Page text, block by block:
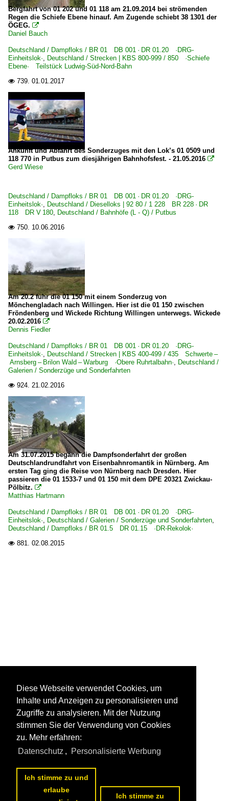
Bergfahrt von 01 202 und 01 118 am 21.09.2014 bei strömenden
Regen die Schiefe Ebene hinauf. Am Zugende schiebt 38 1301 der
ÖGEG. 
Daniel Bauch
Deutschland / Dampfloks / BR 01 DB 001 · DR 01.20 ·DRG-
Einheitslok·, Deutschland / Strecken | KBS 800-999 / 850 ·Schiefe
Ebene· Teilstück Ludwig-Süd-Nord-Bahn
 739. 01.01.2017
Ankunft und Abfahrt des Sonderzuges mit den Lok’s 01 0509 und
118 770 in Putbus zum diesjährigen Bahnhofsfest. - 21.05.2016 
Gerd Wiese
Deutschland / Dampfloks / BR 01 DB 001 · DR 01.20 ·DRG-
Einheitslok·, Deutschland / Dieselloks | 92 80 / 1 228 BR 228 · DR
118 DR V 180, Deutschland / Bahnhöfe (L - Q) / Putbus
 750. 10.06.2016
Am 20.2 fuhr die 01 150 mit einem Sonderzug von
Mönchengladach nach Willingen. Hier ist die 01 150 zwischen
Fröndenberg und Wickede Richtung Willingen unterwegs. Wickede
20.02.2016 
Dennis Fiedler
Deutschland / Dampfloks / BR 01 DB 001 · DR 01.20 ·DRG-
Einheitslok·, Deutschland / Strecken | KBS 400-499 / 435 Schwerte –
Arnsberg – Brilon Wald – Warburg ·Obere Ruhrtalbahn·, Deutschland /
Galerien / Sonderzüge und Sonderfahrten
 924. 21.02.2016
Am 31.07.2015 begann die Dampfsonderfahrt der großen
Deutschlandrundfahrt von Eisenbahnromantik in Nürnberg. Am
ersten Tag ging die Reise von Nürnberg nach Dresden. Hier
passieren die 01 1533-7 und 01 150 mit dem DPE 20321 Zwickau-
Pölbitz. 
Matthias Hartmann
Deutschland / Dampfloks / BR 01 DB 001 · DR 01.20 ·DRG-
Einheitslok·, Deutschland / Galerien / Sonderzüge und Sonderfahrten,
Deutschland / Dampfloks / BR 01.5 DR 01.15 ·DR-Rekolok·
 881. 02.08.2015
Diese Webseite verwendet Cookies, um
Inhalte und Anzeigen zu personalisieren und
Zugriffe zu analysieren. Mit der Nutzung
stimmen Sie der Verwendung von Cookies
zu. Mehr erfahren:
Datenschutz , Personalisierte Werbung
Ich stimme zu und
erlaube
Ich stimme zu